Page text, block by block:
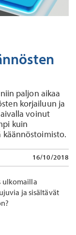
paljon aikaa
korjailuun ja
voinut
kuin
käännöstoimisto.
16/10/2018
ulkomailla
ja sisältävät